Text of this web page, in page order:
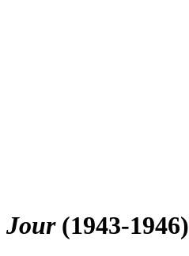
Jour(1943-1946)